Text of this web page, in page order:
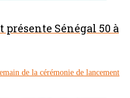
présente Sénégal 50 à
de la cérémonie de lancement